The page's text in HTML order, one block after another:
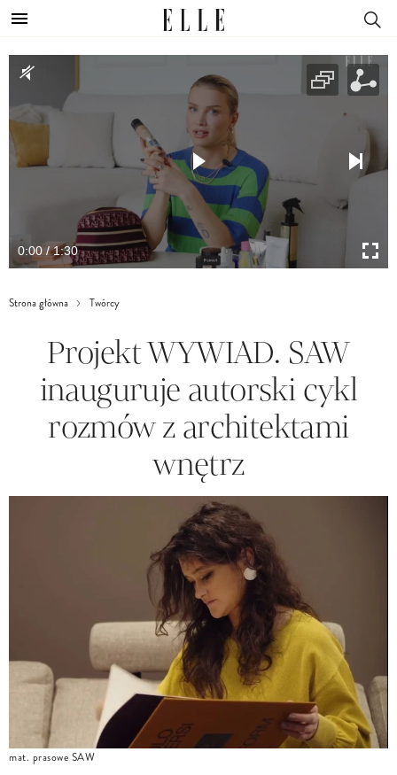
0:00 / 1:30
Strona główna Twórcy
Projekt WYWIAD. SAW
inauguruje autorski cykl
rozmów z architektami
wnętrz
mat. prasowe SAW